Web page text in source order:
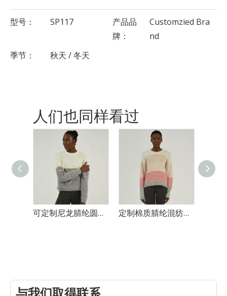
型号： SP117
产品品
牌：
Customzied Bra
nd
季节：
秋天 / 冬天
人们也同样看过
可定制尼龙腈纶圆领长袖针织毛衣 定制棉质腈纶混纺粗条纹针织毛衣